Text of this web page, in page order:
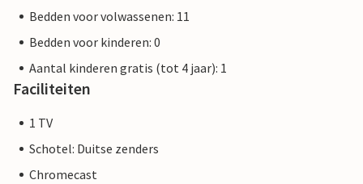
Bedden voor volwassenen: 11
Bedden voor kinderen: 0
Aantal kinderen gratis (tot 4 jaar): 1
Faciliteiten
1 TV
Schotel: Duitse zenders
Chromecast